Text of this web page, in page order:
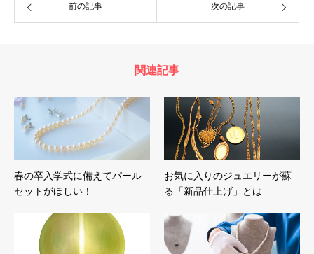
前の記事 次の記事
関連記事
春の卒入学式に備えてパール
セットがほしい！
お気に入りのジュエリーが蘇
る「新品仕上げ」とは